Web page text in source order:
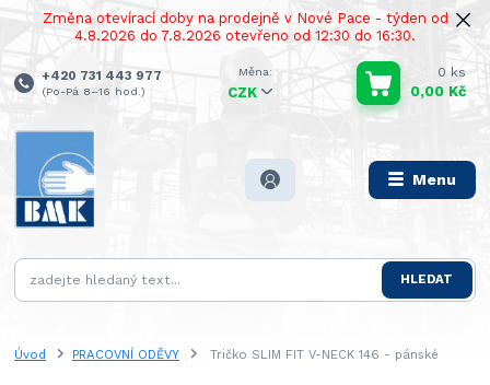
Změna otevírací doby na prodejně v Nové Pace - týden od
4.8.2026 do 7.8.2026 otevřeno od 12:30 do 16:30.
Menu
CZK
HLEDAT
+420 731 443 977
(Po-Pá 8–16 hod.)
0 ks
0,00 Kč
Úvod PRACOVNÍ ODĚVY Tričko SLIM FIT V-NECK 146 - pánské